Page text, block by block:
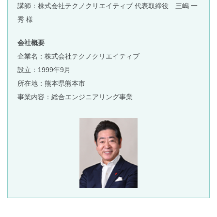
講師：株式会社テクノクリエイティブ 代表取締役 三嶋 一
秀 様
会社概要
企業名：株式会社テクノクリエイティブ
設立：1999年9月
所在地：熊本県熊本市
事業内容：総合エンジニアリング事業